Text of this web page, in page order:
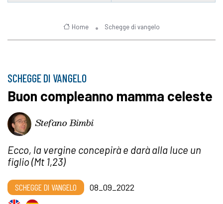
Home Schegge di vangelo
SCHEGGE DI VANGELO
Buon compleanno mamma celeste
Stefano Bimbi
Ecco, la vergine concepirà e darà alla luce un
figlio (Mt 1,23)
SCHEGGE DI VANGELO 08_09_2022